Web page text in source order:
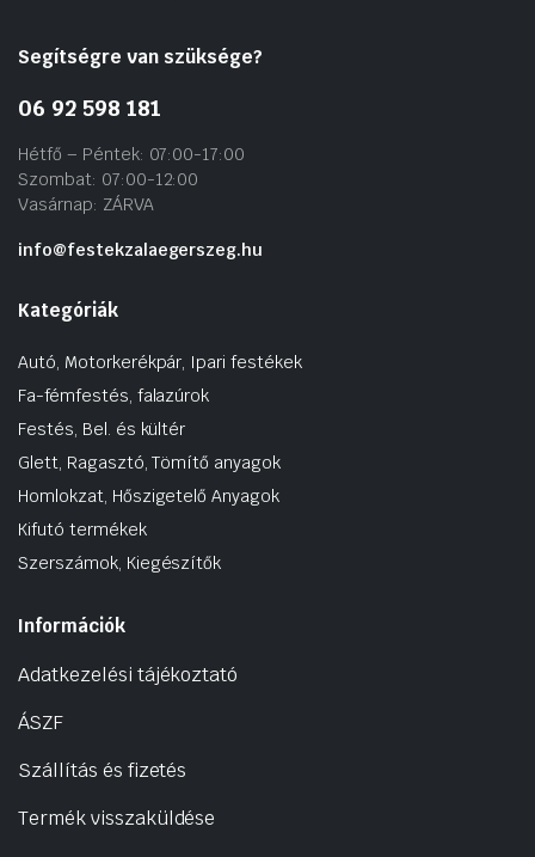
Segítségre van szüksége?
06 92 598 181
Hétfő – Péntek: 07:00-17:00
Szombat: 07:00-12:00
Vasárnap: ZÁRVA
info@festekzalaegerszeg.hu
Kategóriák
Autó, Motorkerékpár, Ipari festékek
Fa-fémfestés, falazúrok
Festés, Bel. és kültér
Glett, Ragasztó, Tömítő anyagok
Homlokzat, Hőszigetelő Anyagok
Kifutó termékek
Szerszámok, Kiegészítők
Információk
Adatkezelési tájékoztató
ÁSZF
Szállítás és fizetés
Termék visszaküldése